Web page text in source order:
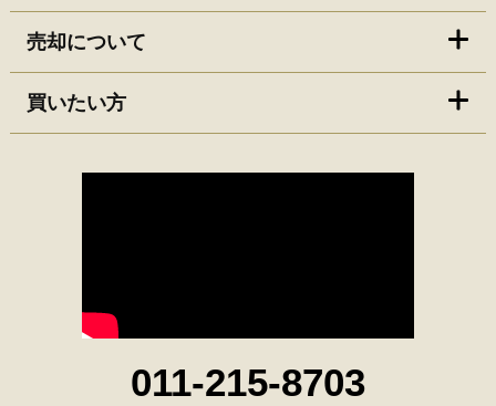
売却について
買いたい方
011-215-8703